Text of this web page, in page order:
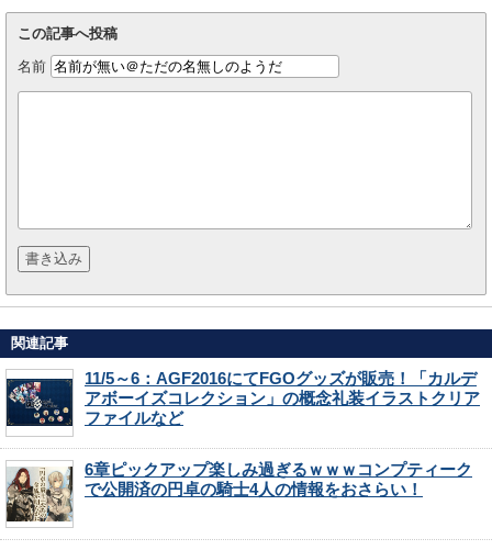
この記事へ投稿
名前
関連記事
11/5～6：AGF2016にてFGOグッズが販売！「カルデ
アボーイズコレクション」の概念礼装イラストクリア
ファイルなど
6章ピックアップ楽しみ過ぎるｗｗｗコンプティーク
で公開済の円卓の騎士4人の情報をおさらい！